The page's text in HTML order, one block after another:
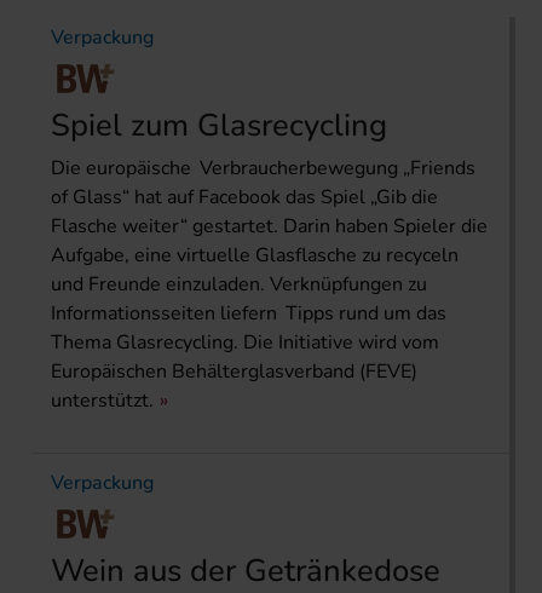
Verpackung
Spiel zum Glasrecycling
Die europäische Verbraucherbewegung „Friends
of Glass“ hat auf Facebook das Spiel „Gib die
Flasche weiter“ gestartet. Darin haben Spieler die
Aufgabe, eine virtuelle Glasflasche zu recyceln
und Freunde einzuladen. Verknüpfungen zu
Informationsseiten liefern Tipps rund um das
Thema Glasrecycling. Die Initiative wird vom
Europäischen Behälterglasverband (FEVE)
unterstützt.
Verpackung
Wein aus der Getränkedose